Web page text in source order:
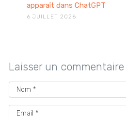
apparaît dans ChatGPT
6 JUILLET 2026
Laisser un commentaire